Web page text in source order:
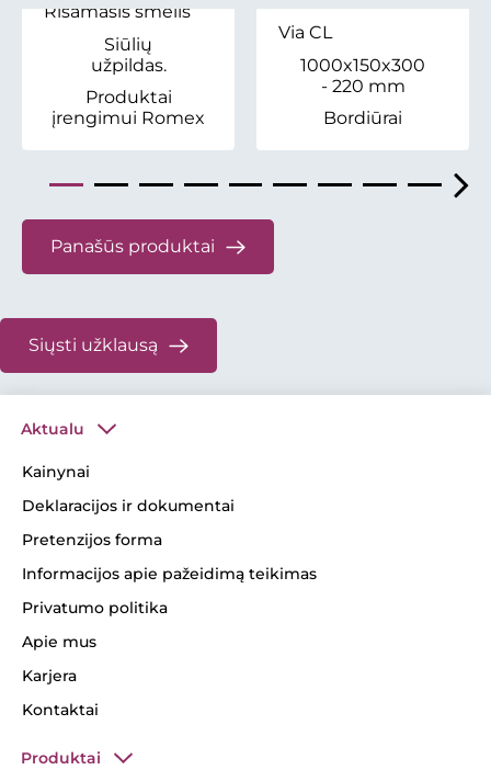
Rišamasis smėlis
Siūlių
užpildas.
Produktai
įrengimui Romex
Via CL
1000x150x300
- 220 mm
Bordiūrai
Panašūs produktai
Siųsti užklausą
Aktualu
Kainynai
Deklaracijos ir dokumentai
Pretenzijos forma
Informacijos apie pažeidimą teikimas
Privatumo politika
Apie mus
Karjera
Kontaktai
Produktai